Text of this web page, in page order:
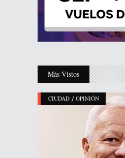
Más Vistos
CIUDAD / OPINIÓN